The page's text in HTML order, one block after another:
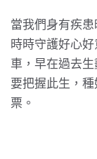
當我們身有疾
時時守護好心
車，早在過去
要把握此生，
票。